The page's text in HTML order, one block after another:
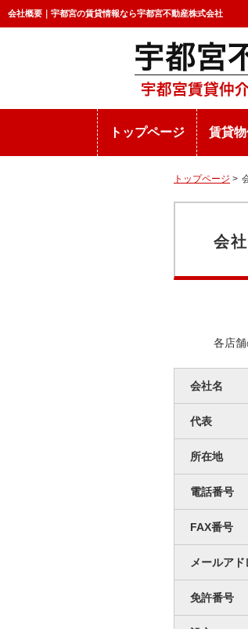
会社概要｜宇都宮の賃貸情報なら宇都宮不動産株式会社
トップページ 賃貸
トップページ >
会
各店
会社名
代表
所在地
電話番号
FAX番号
メールアド
免許番号